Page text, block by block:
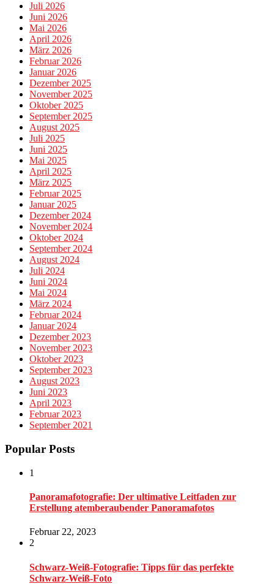
Juli 2026
Juni 2026
Mai 2026
April 2026
März 2026
Februar 2026
Januar 2026
Dezember 2025
November 2025
Oktober 2025
September 2025
August 2025
Juli 2025
Juni 2025
Mai 2025
April 2025
März 2025
Februar 2025
Januar 2025
Dezember 2024
November 2024
Oktober 2024
September 2024
August 2024
Juli 2024
Juni 2024
Mai 2024
März 2024
Februar 2024
Januar 2024
Dezember 2023
November 2023
Oktober 2023
September 2023
August 2023
Juni 2023
April 2023
Februar 2023
September 2021
Popular Posts
1
Panoramafotografie: Der ultimative Leitfaden zur
Erstellung atemberaubender Panoramafotos
Februar 22, 2023
2
Schwarz-Weiß-Fotografie: Tipps für das perfekte
Schwarz-Weiß-Foto